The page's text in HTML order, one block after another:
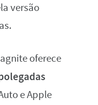
versão
oferece
e Apple